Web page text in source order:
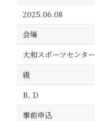
2025.06.08
会場
大和スポーツセンター
級
B, D
事前申込